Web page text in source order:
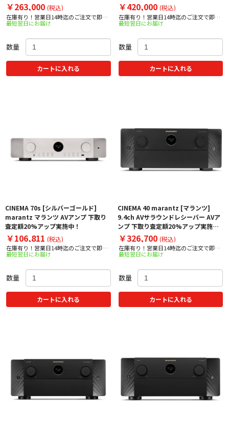
￥263,000 (税込)
在庫有り！営業日14時迄のご注文で即日
出荷！
最短翌日にお届け
数量
カートに入れる
￥420,000 (税込)
在庫有り！営業日14時迄のご注文で即日
出荷！
最短翌日にお届け
数量
カートに入れる
CINEMA 70s [シルバーゴールド]
marantz マランツ AVアンプ 下取り
査定額20%アップ実施中！
￥106,811 (税込)
在庫有り！営業日14時迄のご注文で即日
出荷！
最短翌日にお届け
数量
カートに入れる
CINEMA 40 marantz [マランツ]
9.4ch AVサラウンドレシーバー AVア
ンプ 下取り査定額20%アップ実施
中！
￥326,700 (税込)
在庫有り！営業日14時迄のご注文で即日
出荷！
最短翌日にお届け
数量
カートに入れる